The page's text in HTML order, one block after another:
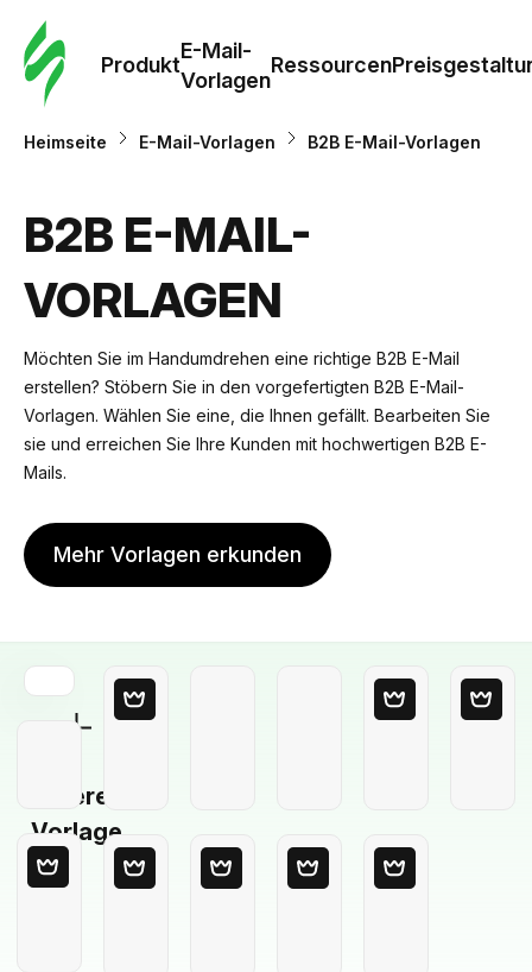
Produkt
E-Mail-
Vorlagen
Ressourcen
Heimseite E-Mail-Vorlagen B2B E-Mail-Vorlagen
B2B E-MAIL-
VORLAGEN
Möchten Sie im Handumdrehen eine richtige B2B E-Mail
erstellen? Stöbern Sie in den vorgefertigten B2B E-Mail-
Vorlagen. Wählen Sie eine, die Ihnen gefällt. Bearbeiten Sie
sie und erreichen Sie Ihre Kunden mit hochwertigen B2B E-
Mails.
Mehr Vorlagen erkunden
Leere
Vorlage